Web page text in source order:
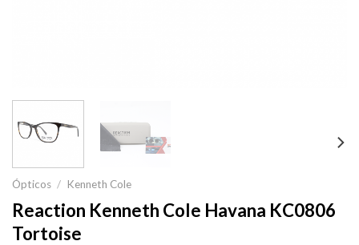
Ópticos / Kenneth Cole
Reaction Kenneth Cole Havana KC0806
Tortoise